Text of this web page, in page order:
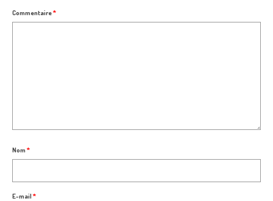
Commentaire*
Nom *
E-mail*